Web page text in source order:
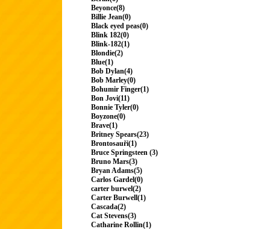
Beyonce(8)
Billie Jean(0)
Black eyed peas(0)
Blink 182(0)
Blink-182(1)
Blondie(2)
Blue(1)
Bob Dylan(4)
Bob Marley(0)
Bohumir Finger(1)
Bon Jovi(11)
Bonnie Tyler(0)
Boyzone(0)
Brave(1)
Britney Spears(23)
Brontosauři(1)
Bruce Springsteen (3)
Bruno Mars(3)
Bryan Adams(5)
Carlos Gardel(0)
carter burwel(2)
Carter Burwell(1)
Cascada(2)
Cat Stevens(3)
Catharine Rollin(1)